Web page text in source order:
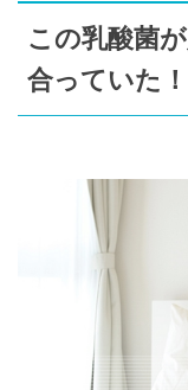
この乳酸菌
合っていた！